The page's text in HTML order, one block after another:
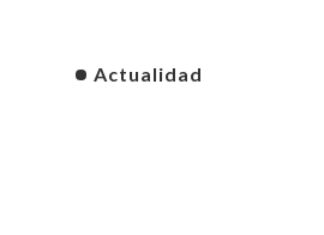
Actualidad